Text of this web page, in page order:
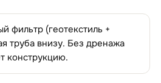
фильтр (геотекстиль +
труба внизу. Без дренажа
конструкцию.